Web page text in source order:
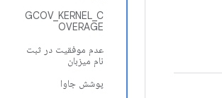
GCOV_KERNEL_C
OVERAGE
عدم موفقیت در ثبت
نام میزبان
پوشش جاوا